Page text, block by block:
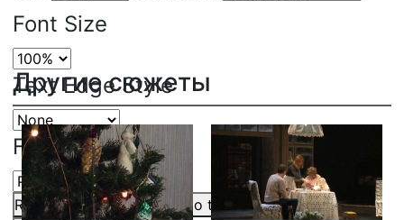
Font Size
Text Edge Style
Font Family
Reset restore all settings to the default values Done
Другие сюжеты